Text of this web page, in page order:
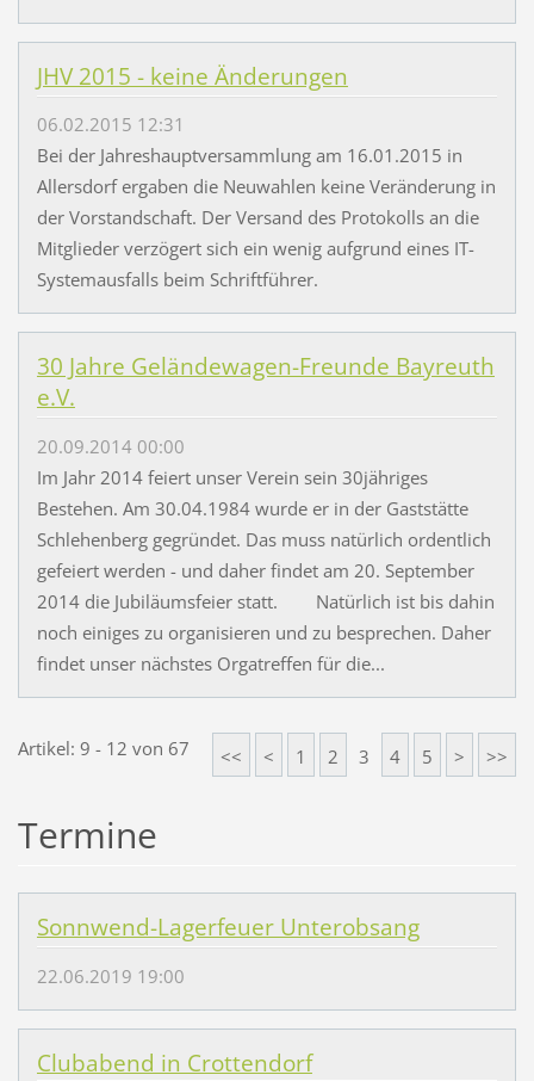
JHV 2015 - keine Änderungen
06.02.2015 12:31
Bei der Jahreshauptversammlung am 16.01.2015 in
Allersdorf ergaben die Neuwahlen keine Veränderung in
der Vorstandschaft. Der Versand des Protokolls an die
Mitglieder verzögert sich ein wenig aufgrund eines IT-
Systemausfalls beim Schriftführer.
30 Jahre Geländewagen-Freunde Bayreuth
e.V.
20.09.2014 00:00
Im Jahr 2014 feiert unser Verein sein 30jähriges
Bestehen. Am 30.04.1984 wurde er in der Gaststätte
Schlehenberg gegründet. Das muss natürlich ordentlich
gefeiert werden - und daher findet am 20. September
2014 die Jubiläumsfeier statt. Natürlich ist bis dahin
noch einiges zu organisieren und zu besprechen. Daher
findet unser nächstes Orgatreffen für die...
Artikel: 9 - 12 von 67 << < 1 2 3 4 5 > >>
Termine
Sonnwend-Lagerfeuer Unterobsang
22.06.2019 19:00
Clubabend in Crottendorf